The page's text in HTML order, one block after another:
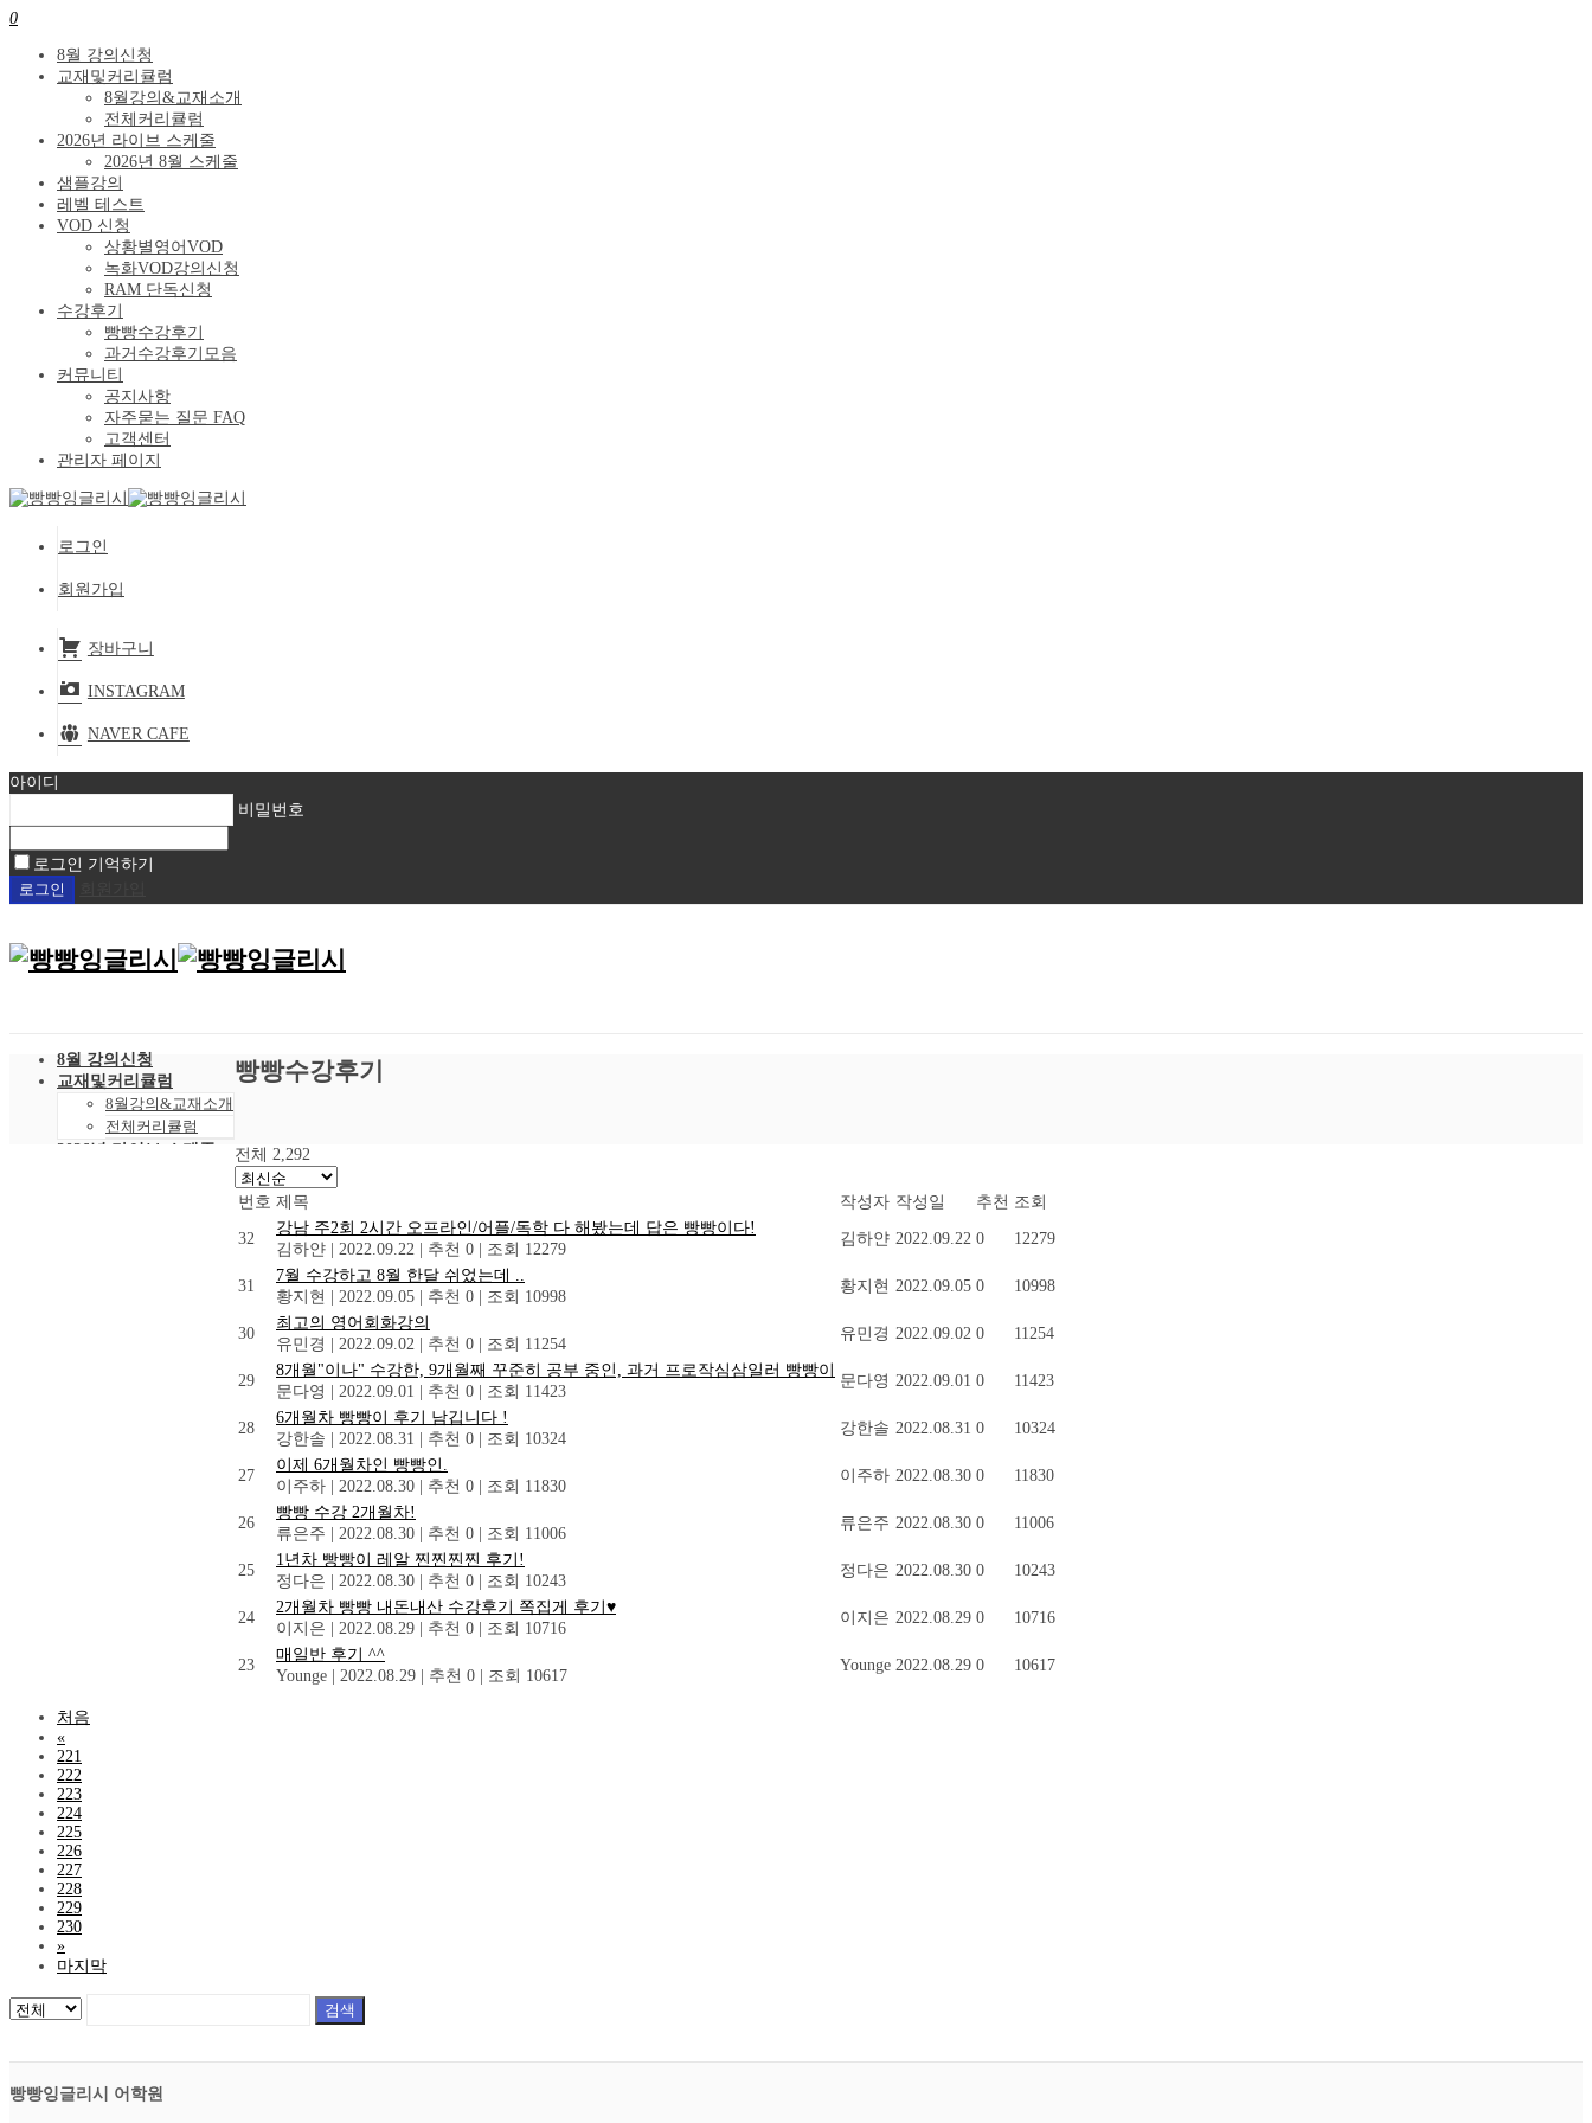
0
8월 강의신청
교재및커리큘럼
8월강의&교재소개
전체커리큘럼
2026년 라이브 스케줄
2026년 8월 스케줄
샘플강의
레벨 테스트
VOD 신청
상황별영어VOD
녹화VOD강의신청
RAM 단독신청
수강후기
빵빵수강후기
과거수강후기모음
커뮤니티
공지사항
자주묻는 질문 FAQ
고객센터
관리자 페이지
로그인
회원가입
장바구니
INSTAGRAM
NAVER CAFE
아이디
비밀번호
로그인 기억하기
8월 강의신청
교재및커리큘럼
8월강의&교재소개
전체커리큘럼
2026년 라이브 스케줄
빵빵수강후기
전체 2,292
번호 제목 작성자 작성일 추천 조회
32
강남 주2회 2시간 오프라인/어플/독학 다 해봤는데 답은 빵빵이다!
김하얀 | 2022.09.22 | 추천 0 | 조회 12279
김하얀 2022.09.22 0 12279
31
7월 수강하고 8월 한달 쉬었는데 ..
황지현 | 2022.09.05 | 추천 0 | 조회 10998
황지현 2022.09.05 0 10998
30
최고의 영어회화강의
유민경 | 2022.09.02 | 추천 0 | 조회 11254
유민경 2022.09.02 0 11254
29
8개월"이나" 수강한, 9개월째 꾸준히 공부 중인, 과거 프로작심삼일러 빵빵이
문다영 | 2022.09.01 | 추천 0 | 조회 11423
문다영 2022.09.01 0 11423
28
6개월차 빵빵이 후기 남깁니다 !
강한솔 | 2022.08.31 | 추천 0 | 조회 10324
강한솔 2022.08.31 0 10324
27
이제 6개월차인 빵빵인.
이주하 | 2022.08.30 | 추천 0 | 조회 11830
이주하 2022.08.30 0 11830
26
빵빵 수강 2개월차!
류은주 | 2022.08.30 | 추천 0 | 조회 11006
류은주 2022.08.30 0 11006
25
1년차 빵빵이 레알 찐찐찐찐 후기!
정다은 | 2022.08.30 | 추천 0 | 조회 10243
정다은 2022.08.30 0 10243
24
2개월차 빵빵 내돈내산 수강후기 쪽집게 후기♥️
이지은 | 2022.08.29 | 추천 0 | 조회 10716
이지은 2022.08.29 0 10716
23
매일반 후기 ^^
Younge | 2022.08.29 | 추천 0 | 조회 10617
Younge 2022.08.29 0 10617
처음
«
221
222
223
224
225
226
227
228
229
230
»
마지막
검색
빵빵잉글리시 어학원